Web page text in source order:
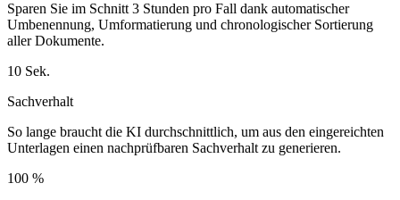
Sparen Sie im Schnitt 3 Stunden pro Fall dank automatischer
Umbenennung, Umformatierung und chronologischer Sortierung
aller Dokumente.
10 Sek.
Sachverhalt
So lange braucht die KI durchschnittlich, um aus den eingereichten
Unterlagen einen nachprüfbaren Sachverhalt zu generieren.
100 %